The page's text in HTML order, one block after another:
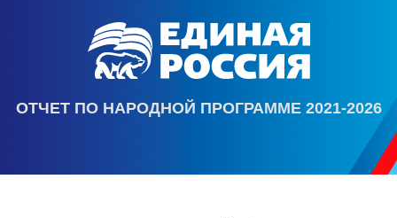
ОТЧЕТ ПО НАРОДНОЙ ПРОГРАММЕ 2021-2026